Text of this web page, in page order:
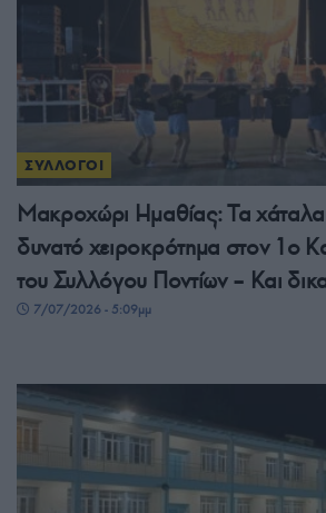
ΣΥΛΛΟΓΟΙ
Μακροχώρι Ημαθίας: Τα χάταλα
δυνατό χειροκρότημα στον 1ο
του Συλλόγου Ποντίων – Και
7/07/2026 - 5:09μμ